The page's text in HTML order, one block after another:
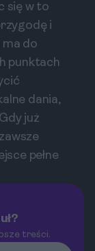
się w to
i
do
punktach
dania,
już
pełne
treści.